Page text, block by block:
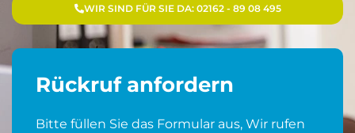
WIR SIND FÜR SIE DA: 02162 - 89 08 495
Rückruf anfordern
Bitte füllen Sie das Formular aus, Wir rufen